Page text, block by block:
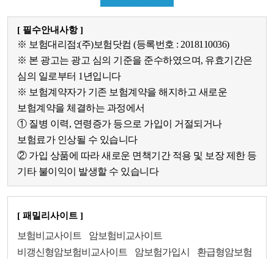
[ 필수안내사항 ]
※ 보험대리점:(주)보험닷컴 (등록번호 : 2018110036)
※ 본 광고는 광고 심의 기준을 준수하였으며, 유효기간은
심의 일로부터 1년입니다
※ 보험계약자가 기존 보험계약을 해지하고 새로운
보험계약을 체결하는 과정에서
① 질병 이력, 연령증가 등으로 가입이 거절되거나
보험료가 인상될 수 있습니다
② 가입 상품에 따라 새로운 면책기간 적용 및 보장 제한 등
기타 불이익이 발생할 수 있습니다
[ 패밀리사이트 ]
보험비교사이트
암보험비교사이트
비갱신형암보험비교사이트
암보험가입시
환급형암보험